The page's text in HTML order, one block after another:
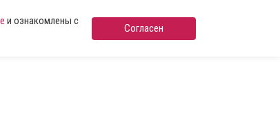
и ознакомлены с
Согласен